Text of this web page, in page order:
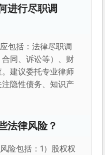
进行尽职调
包括：法律尽职调
同、诉讼等）、财
建议委托专业律师
隐性债务、知识产
法律风险？
险包括：1）股权权